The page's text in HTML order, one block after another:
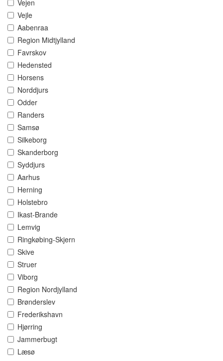
Vejen
Vejle
Aabenraa
Region Midtjylland
Favrskov
Hedensted
Horsens
Norddjurs
Odder
Randers
Samsø
Silkeborg
Skanderborg
Syddjurs
Aarhus
Herning
Holstebro
Ikast-Brande
Lemvig
Ringkøbing-Skjern
Skive
Struer
Viborg
Region Nordjylland
Brønderslev
Frederikshavn
Hjørring
Jammerbugt
Læsø